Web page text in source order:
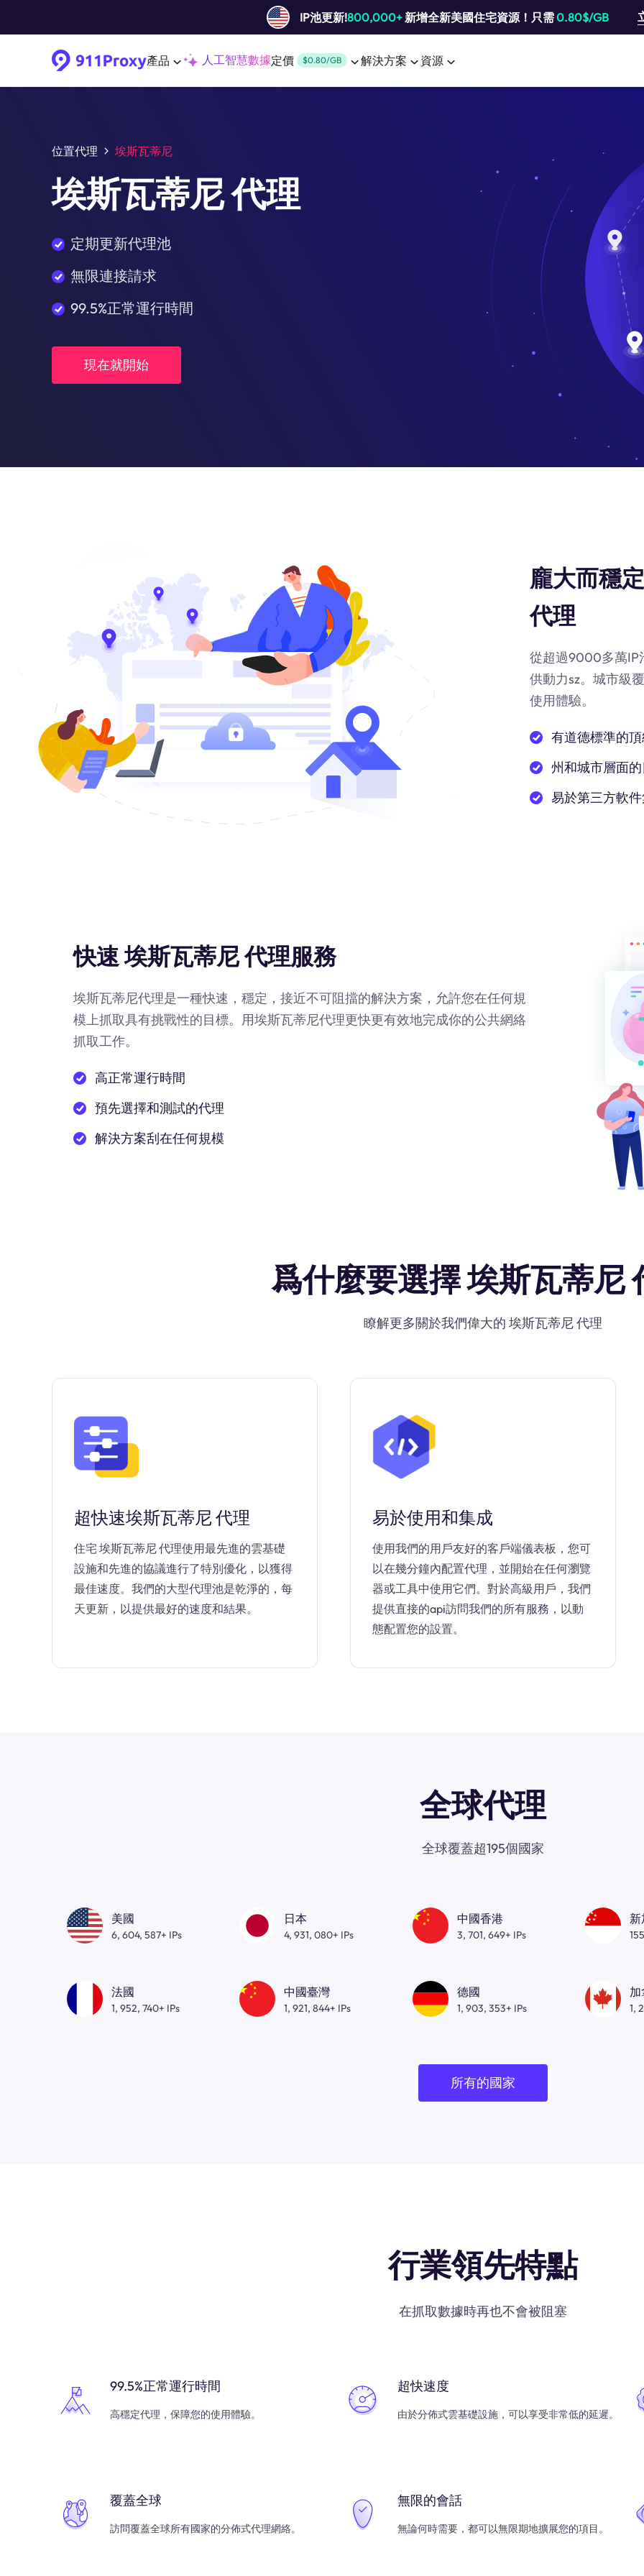
IP池更新!800,000+新增全新美國住宅資源！只需0.80$/GB
產品 人工智慧數據定價 $0.80/GB 解決方案 資源
位置代理 埃斯瓦蒂尼
埃斯瓦蒂尼 代理
定期更新代理池
無限連接請求
99.5%正常運行時間
現在就開始
龐大而穩
代理
從超過9000多萬IP
供動力sz。城市級
使用體驗。
有道德標準的
州和城市層面
易於第三方軟
快速 埃斯瓦蒂尼 代理服務
埃斯瓦蒂尼代理是一種快速，穩定，接近不可阻擋的解決方案，允許您在任何規
模上抓取具有挑戰性的目標。用埃斯瓦蒂尼代理更快更有效地完成你的公共網絡
抓取工作。
高正常運行時間
預先選擇和測試的代理
解決方案刮在任何規模
爲什麼要選擇 埃斯瓦蒂尼
瞭解更多關於我們偉大的 埃斯瓦蒂尼 代理
超快速埃斯瓦蒂尼 代理
住宅 埃斯瓦蒂尼 代理使用最先進的雲基礎
設施和先進的協議進行了特別優化，以獲得
最佳速度。我們的大型代理池是乾淨的，每
天更新，以提供最好的速度和結果。
易於使用和集成
使用我們的用戶友好的客戶端儀表板，您可
以在幾分鐘內配置代理，並開始在任何瀏覽
器或工具中使用它們。對於高級用戶，我們
提供直接的api訪問我們的所有服務，以動
態配置您的設置。
全球代理
全球覆蓋超195個國家
美國
6, 604, 587+ IPs
日本
4, 931, 080+ IPs
中國香港
3, 701, 649+ IPs
新
法國
1, 952, 740+ IPs
中國臺灣
1, 921, 844+ IPs
德國
1, 903, 353+ IPs
加
1,
所有的國家
行業領先特點
在抓取數據時再也不會被阻塞
99.5%正常運行時間
高穩定代理，保障您的使用體驗。
超快速度
由於分佈式雲基礎設施，可以享受非常低的延遲。
覆蓋全球
訪問覆蓋全球所有國家的分佈式代理網絡。
無限的會話
無論何時需要，都可以無限期地擴展您的項目。